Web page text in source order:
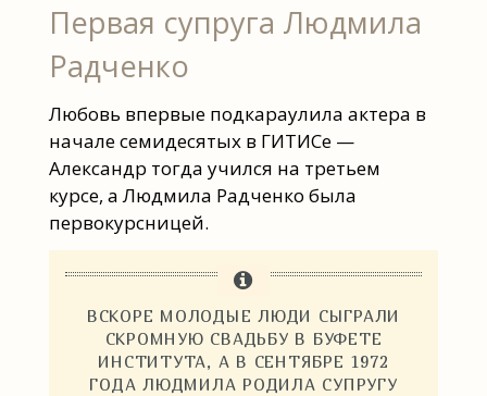
Первая супруга Людмила
Радченко
Любовь впервые подкараулила актера в
начале семидесятых в ГИТИСе —
Александр тогда учился на третьем
курсе, а Людмила Радченко была
первокурсницей.
ВСКОРЕ МОЛОДЫЕ ЛЮДИ СЫГРАЛИ
СКРОМНУЮ СВАДЬБУ В БУФЕТЕ
ИНСТИТУТА, А В СЕНТЯБРЕ 1972
ГОДА ЛЮДМИЛА РОДИЛА СУПРУГУ